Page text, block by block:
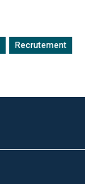
Recrutement